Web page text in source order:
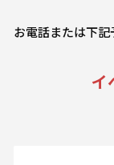
お電話または下記
イ